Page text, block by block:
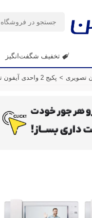
تخفیف شگفت‌انگیز
تصویری > پکیج 2 واحدی آیفون تصویری